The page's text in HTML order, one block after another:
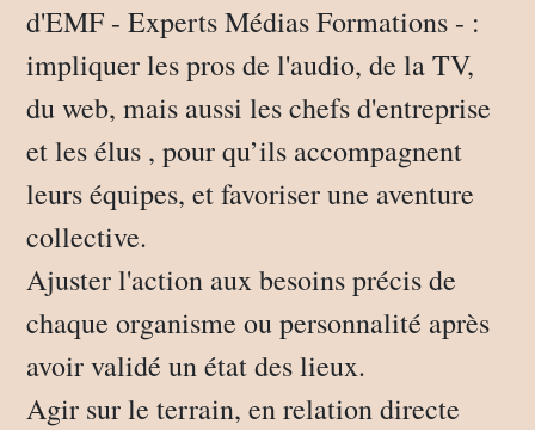
d'EMF - Experts Médias Formations - :
impliquer les pros de l'audio, de la TV,
du web, mais aussi les chefs d'entreprise
et les élus , pour qu’ils accompagnent
leurs équipes, et favoriser une aventure
collective.
Ajuster l'action aux besoins précis de
chaque organisme ou personnalité après
avoir validé un état des lieux.
Agir sur le terrain, en relation directe